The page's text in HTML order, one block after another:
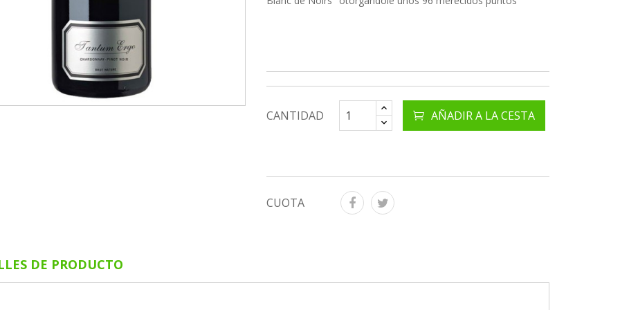
CANTIDAD AÑADIR A LA CESTA
CUOTA
DE PRODUCTO